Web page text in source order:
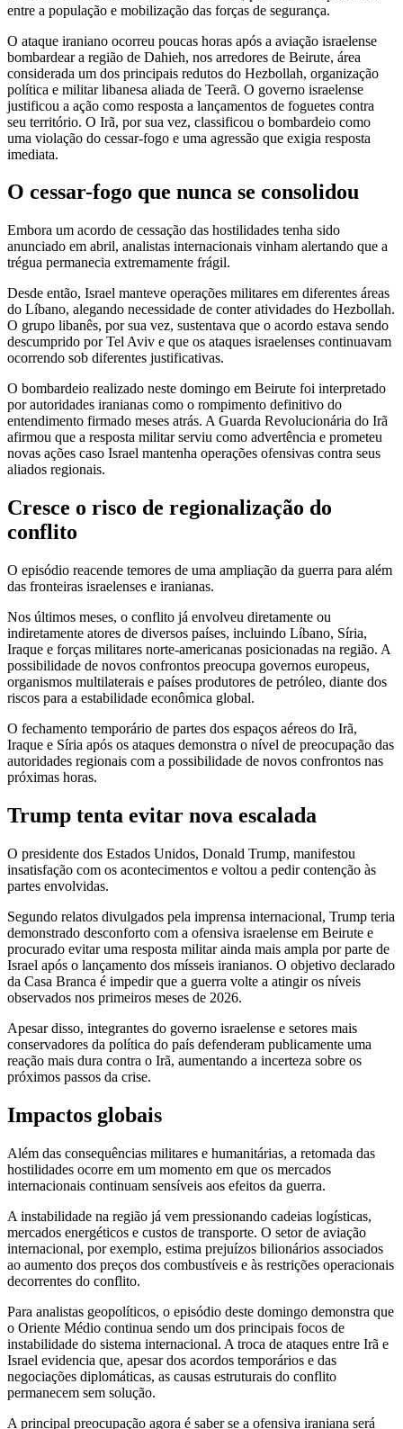
entre a população e mobilização das forças de segurança.
O ataque iraniano ocorreu poucas horas após a aviação israelense
bombardear a região de Dahieh, nos arredores de Beirute, área
considerada um dos principais redutos do Hezbollah, organização
política e militar libanesa aliada de Teerã. O governo israelense
justificou a ação como resposta a lançamentos de foguetes contra
seu território. O Irã, por sua vez, classificou o bombardeio como
uma violação do cessar-fogo e uma agressão que exigia resposta
imediata.
O cessar-fogo que nunca se consolidou
Embora um acordo de cessação das hostilidades tenha sido
anunciado em abril, analistas internacionais vinham alertando que a
trégua permanecia extremamente frágil.
Desde então, Israel manteve operações militares em diferentes áreas
do Líbano, alegando necessidade de conter atividades do Hezbollah.
O grupo libanês, por sua vez, sustentava que o acordo estava sendo
descumprido por Tel Aviv e que os ataques israelenses continuavam
ocorrendo sob diferentes justificativas.
O bombardeio realizado neste domingo em Beirute foi interpretado
por autoridades iranianas como o rompimento definitivo do
entendimento firmado meses atrás. A Guarda Revolucionária do Irã
afirmou que a resposta militar serviu como advertência e prometeu
novas ações caso Israel mantenha operações ofensivas contra seus
aliados regionais.
Cresce o risco de regionalização do
conflito
O episódio reacende temores de uma ampliação da guerra para além
das fronteiras israelenses e iranianas.
Nos últimos meses, o conflito já envolveu diretamente ou
indiretamente atores de diversos países, incluindo Líbano, Síria,
Iraque e forças militares norte-americanas posicionadas na região. A
possibilidade de novos confrontos preocupa governos europeus,
organismos multilaterais e países produtores de petróleo, diante dos
riscos para a estabilidade econômica global.
O fechamento temporário de partes dos espaços aéreos do Irã,
Iraque e Síria após os ataques demonstra o nível de preocupação das
autoridades regionais com a possibilidade de novos confrontos nas
próximas horas.
Trump tenta evitar nova escalada
O presidente dos Estados Unidos, Donald Trump, manifestou
insatisfação com os acontecimentos e voltou a pedir contenção às
partes envolvidas.
Segundo relatos divulgados pela imprensa internacional, Trump teria
demonstrado desconforto com a ofensiva israelense em Beirute e
procurado evitar uma resposta militar ainda mais ampla por parte de
Israel após o lançamento dos mísseis iranianos. O objetivo declarado
da Casa Branca é impedir que a guerra volte a atingir os níveis
observados nos primeiros meses de 2026.
Apesar disso, integrantes do governo israelense e setores mais
conservadores da política do país defenderam publicamente uma
reação mais dura contra o Irã, aumentando a incerteza sobre os
próximos passos da crise.
Impactos globais
Além das consequências militares e humanitárias, a retomada das
hostilidades ocorre em um momento em que os mercados
internacionais continuam sensíveis aos efeitos da guerra.
A instabilidade na região já vem pressionando cadeias logísticas,
mercados energéticos e custos de transporte. O setor de aviação
internacional, por exemplo, estima prejuízos bilionários associados
ao aumento dos preços dos combustíveis e às restrições operacionais
decorrentes do conflito.
Para analistas geopolíticos, o episódio deste domingo demonstra que
o Oriente Médio continua sendo um dos principais focos de
instabilidade do sistema internacional. A troca de ataques entre Irã e
Israel evidencia que, apesar dos acordos temporários e das
negociações diplomáticas, as causas estruturais do conflito
permanecem sem solução.
A principal preocupação agora é saber se a ofensiva iraniana será